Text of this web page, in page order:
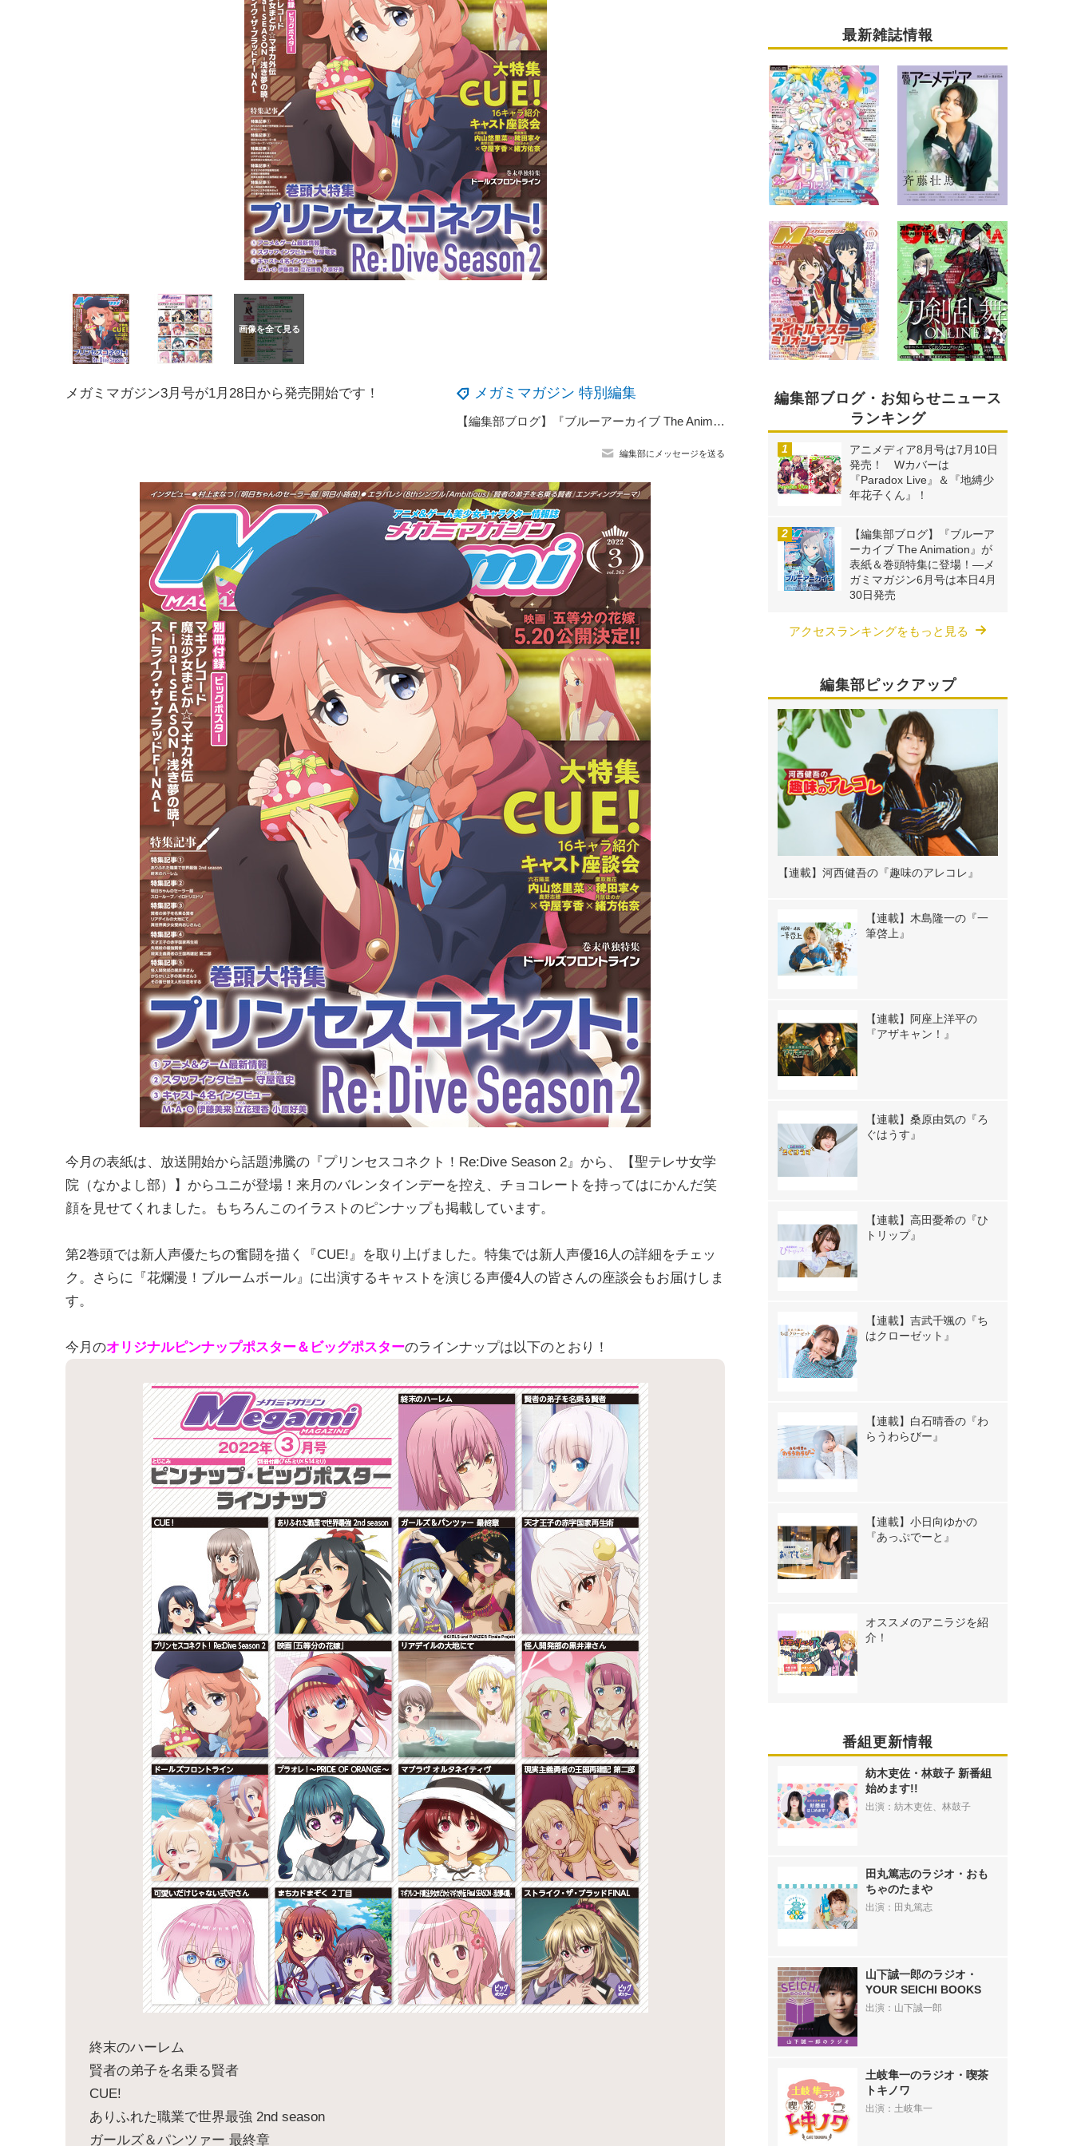
メガミマガジン 特別編集
【編集部ブログ】『ブルーアーカイブ The Animation』が表紙＆巻頭特集に登場！―メガミマガジン6月号は本日4月30日発売
編集部にメッセージを送る
メガミマガジン3月号が1月28日から発売開始です！
今月の表紙は、放送開始から話題沸騰の『プリンセスコネクト！Re:Dive Season 2』から、【聖テレサ女学
院（なかよし部）】からユニが登場！来月のバレンタインデーを控え、チョコレートを持ってはにかんだ笑
顔を見せてくれました。もちろんこのイラストのピンナップも掲載しています。
第2巻頭では新人声優たちの奮闘を描く『CUE!』を取り上げました。特集では新人声優16人の詳細をチェッ
ク。さらに『花爛漫！ブルームボール』に出演するキャストを演じる声優4人の皆さんの座談会もお届けしま
す。
今月のオリジナルピンナップポスター＆ビッグポスターのラインナップは以下のとおり！
終末のハーレム
賢者の弟子を名乗る賢者
CUE!
ありふれた職業で世界最強 2nd season
ガールズ＆パンツァー 最終章
最新雑誌情報
編集部ブログ・お知らせニュース
ランキング
アニメディア8月号は7月10日
発売！ Wカバーは
『Paradox Live』＆『地縛少
年花子くん』！
【編集部ブログ】『ブルーア
ーカイブ The Animation』が
表紙＆巻頭特集に登場！―メ
ガミマガジン6月号は本日4月
30日発売
アクセスランキングをもっと見る
編集部ピックアップ
【連載】河西健吾の『趣味のアレコレ』
【連載】木島隆一の『一
筆啓上』
【連載】阿座上洋平の
『アザキャン！』
【連載】桑原由気の『ろ
ぐはうす』
【連載】高田憂希の『ひ
トリップ』
【連載】吉武千颯の『ち
はクローゼット』
【連載】白石晴香の『わ
らうわらびー』
【連載】小日向ゆかの
『あっぷでーと』
オススメのアニラジを紹
介！
番組更新情報
紡木吏佐・林鼓子 新番組
始めます!!
出演：紡木吏佐、林鼓子
田丸篤志のラジオ・おも
ちゃのたまや
出演：田丸篤志
山下誠一郎のラジオ・
YOUR SEICHI BOOKS
出演：山下誠一郎
土岐隼一のラジオ・喫茶
トキノワ
出演：土岐隼一